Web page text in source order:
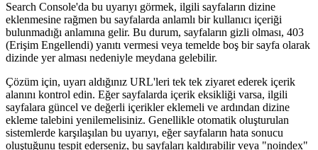
Search Console'da bu uyarıyı görmek, ilgili sayfaların dizine
eklenmesine rağmen bu sayfalarda anlamlı bir kullanıcı içeriği
bulunmadığı anlamına gelir. Bu durum, sayfaların gizli olması, 403
(Erişim Engellendi) yanıtı vermesi veya temelde boş bir sayfa olarak
dizinde yer alması nedeniyle meydana gelebilir.
Çözüm için, uyarı aldığınız URL'leri tek tek ziyaret ederek içerik
alanını kontrol edin. Eğer sayfalarda içerik eksikliği varsa, ilgili
sayfalara güncel ve değerli içerikler eklemeli ve ardından dizine
ekleme talebini yenilemelisiniz. Genellikle otomatik oluşturulan
sistemlerde karşılaşılan bu uyarıyı, eğer sayfaların hata sonucu
oluştuğunu tespit ederseniz, bu sayfaları kaldırabilir veya "noindex"